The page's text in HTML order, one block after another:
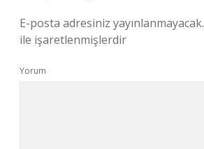
E-posta adresiniz yayınlanmayacak.
ile işaretlenmişlerdir
Yorum